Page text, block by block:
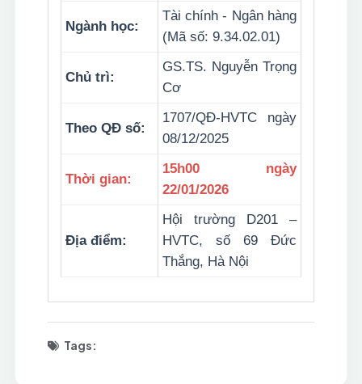
Ngành học:
Tài chính - Ngân hàng
(Mã số: 9.34.02.01)
Chủ trì:
GS.TS. Nguyễn Trọng
Cơ
Theo QĐ số:
1707/QĐ-HVTC ngày
08/12/2025
Thời gian:
15h00 ngày
22/01/2026
Địa điểm:
Hội trường D201 –
HVTC, số 69 Đức
Thắng, Hà Nội
Tags: